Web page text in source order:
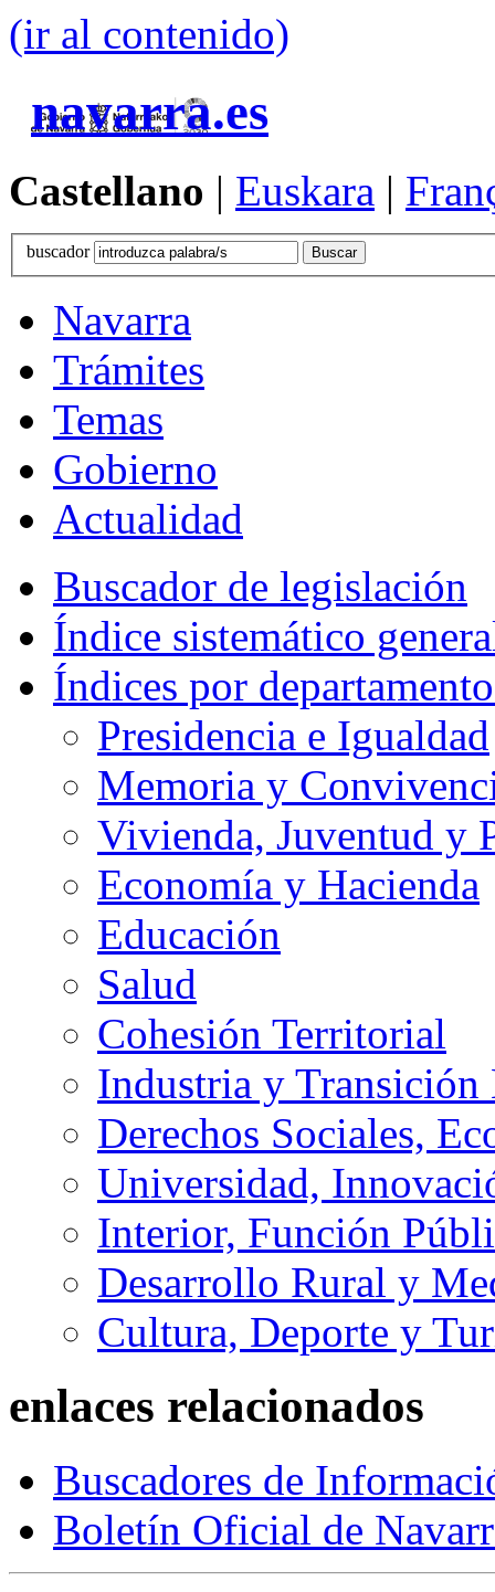
(ir al contenido)
navarra.es
Castellano | Euskara |
buscador
Navarra
Trámites
Temas
Gobierno
Actualidad
Buscador de legislación
Índice sistemático
Índices por
Presidencia e Igualdad
Memoria y
Vivienda, Juventud y
Economía y Hacienda
Educación
Salud
Cohesión Territorial
Industria y
Derechos Sociales,
Universidad,
Interior, Función
Desarrollo Rural y
Cultura, Deporte y
enlaces relacionados
Buscadores de
Boletín Oficial de